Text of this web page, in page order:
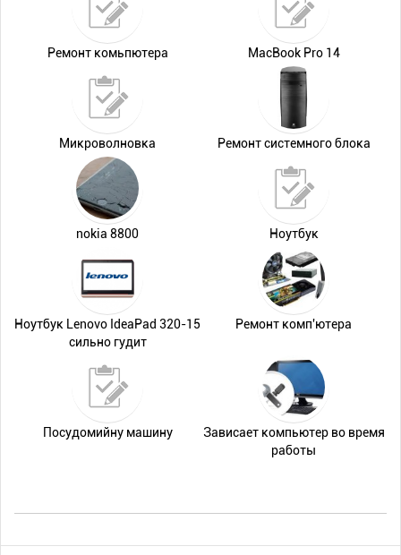
Ремонт комьпютера MacBook Pro 14
Микроволновка Ремонт системного блока
nokia 8800 Ноутбук
Ноутбук Lenovo IdeaPad 320-15
сильно гудит
Ремонт комп'ютера
Посудомийну машину
Зависает компьютер во время
работы